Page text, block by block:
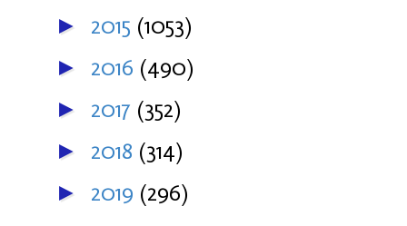
► 2015 (1053)
► 2016 (490)
► 2017 (352)
► 2018 (314)
► 2019 (296)